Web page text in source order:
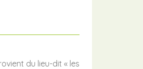
du lieu-dit « les